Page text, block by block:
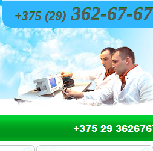
+375 (29) 362-67-67